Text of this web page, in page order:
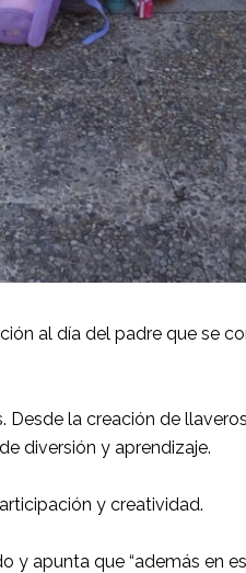
al día del padre que se
la creación de
diversión y aprendizaje.
y creatividad.
y apunta que “además en